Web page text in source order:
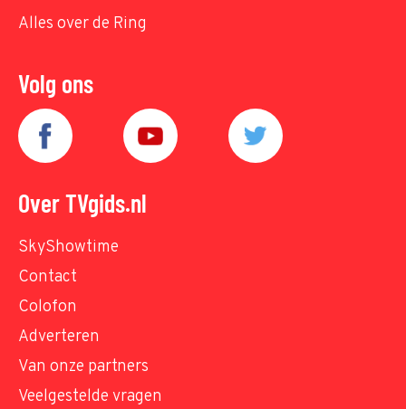
Alles over de Ring
Volg ons
Over TVgids.nl
SkyShowtime
Contact
Colofon
Adverteren
Van onze partners
Veelgestelde vragen